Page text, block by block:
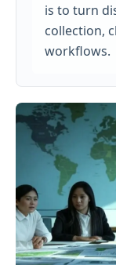
is to turn
collection,
workflows.